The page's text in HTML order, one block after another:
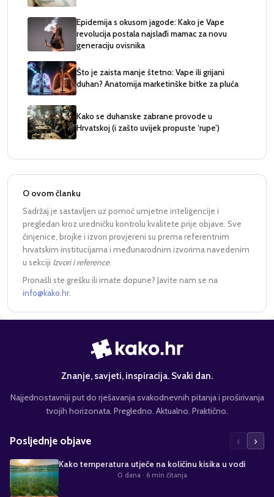
Epidemija s okusom jagode: Kako je Vape
revolucija postala najslađi mamac za novu
generaciju ovisnika
Što je zaista manje štetno: Vape ili grijani
duhan? Anatomija marketinške bitke za pluća
Kako se duhanske zabrane provode u
Hrvatskoj (i zašto uvijek propuste ‘rupe’)
O ovom članku
Sadržaj je sastavljen uz pomoć umjetne inteligencije i
pregledan kroz uredničku kontrolu kvalitete prije objave. Sve
činjenice, brojke i izvori provjereni su prema referentnim
hrvatskim institucijama i međunarodnim izvorima navedenim
u sekciji Izvori i reference.
Pronašli ste grešku ili imate dopune? Javite nam se na
info@kako.hr
Znanje, savjeti, inspiracija. Svaki dan.
Najjednostavniji put do rješavanja svakodnevnih pitanja i proširivanja
tvojih horizonata. Pregledno. Aktualno. Praktično.
Posljednje objave ‹ ›
Kako temperatura utječe na količinu kisika u vodi
0 dana· 6 min čitanja